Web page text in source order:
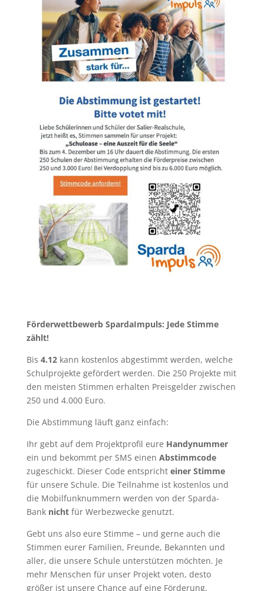
Förderwettbewerb SpardaImpuls: Jede Stimme
zählt!
Bis 4.12kann kostenlos abgestimmt werden, welche
Schulprojekte gefördert werden. Die 250 Projekte mit
den meisten Stimmen erhalten Preisgelder zwischen
250 und 4.000 Euro.
Die Abstimmung läuft ganz einfach:
Ihr gebt auf dem Projektprofil eure Handynummer
ein und bekommt per SMS einen Abstimmcode
zugeschickt. Dieser Code entspricht einer Stimme
für unsere Schule. Die Teilnahme ist kostenlos und
die Mobilfunknummern werden von der Sparda-
Bank nichtfür Werbezwecke genutzt.
Gebt uns also eure Stimme – und gerne auch die
Stimmen eurer Familien, Freunde, Bekannten und
aller, die unsere Schule unterstützen möchten. Je
mehr Menschen für unser Projekt voten, desto
größer ist unsere Chance auf eine Förderung.